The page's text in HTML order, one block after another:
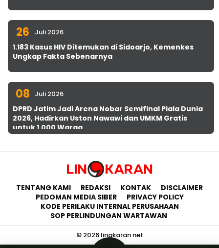
26 Juli 2026
1.183 Kasus HIV Ditemukan di Sidoarjo, Kemenkes
Ungkap Fakta Sebenarnya
08 Juli 2026
DPRD Jatim Jadi Arena Nobar Semifinal Piala Dunia
2026, Hadirkan Uston Nawawi dan UMKM Gratis
untuk 1.000 Warga
TENTANG KAMI REDAKSI KONTAK
DISCLAIMER
PEDOMAN MEDIA SIBER
PRIVACY POLICY
KODE PERILAKU INTERNAL PERUSAHAAN
SOP PERLINDUNGAN WARTAWAN
© 2026 lingkaran.net